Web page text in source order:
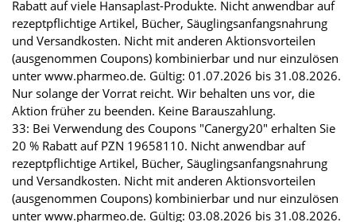
Rabatt auf viele Hansaplast-Produkte. Nicht anwendbar auf
rezeptpflichtige Artikel, Bücher, Säuglingsanfangsnahrung
und Versandkosten. Nicht mit anderen Aktionsvorteilen
(ausgenommen Coupons) kombinierbar und nur einzulösen
unter www.pharmeo.de. Gültig: 01.07.2026 bis 31.08.2026.
Nur solange der Vorrat reicht. Wir behalten uns vor, die
Aktion früher zu beenden. Keine Barauszahlung.
33: Bei Verwendung des Coupons "Canergy20" erhalten Sie
20 % Rabatt auf PZN 19658110. Nicht anwendbar auf
rezeptpflichtige Artikel, Bücher, Säuglingsanfangsnahrung
und Versandkosten. Nicht mit anderen Aktionsvorteilen
(ausgenommen Coupons) kombinierbar und nur einzulösen
unter www.pharmeo.de. Gültig: 03.08.2026 bis 31.08.2026.